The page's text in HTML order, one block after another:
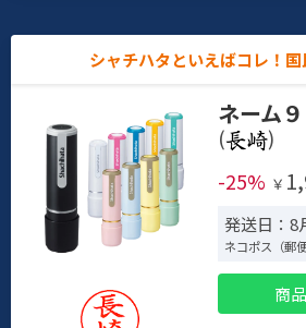
シャチハタといえばコレ！
ネーム９
(
)
-25% ￥
発送日：8
ネコポス（郵
商